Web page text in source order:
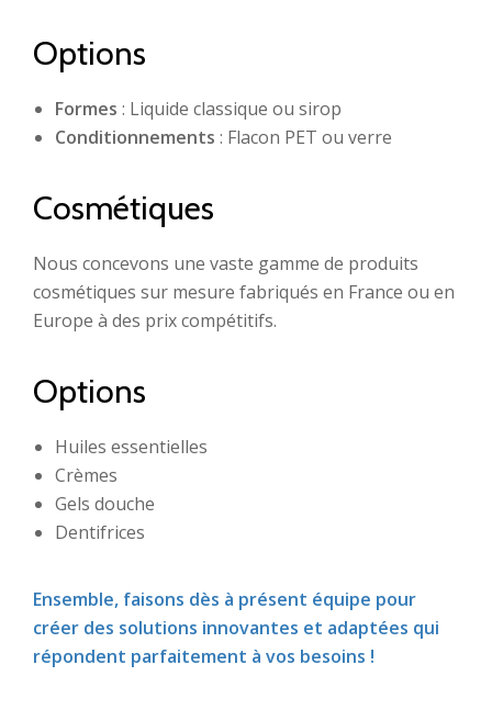
Options
Formes : Liquide classique ou sirop
Conditionnements : Flacon PET ou verre
Cosmétiques
Nous concevons une vaste gamme de produits
cosmétiques sur mesure fabriqués en France ou en
Europe à des prix compétitifs.
Options
Huiles essentielles
Crèmes
Gels douche
Dentifrices
Ensemble, faisons dès à présent équipe pour
créer des solutions innovantes et adaptées qui
répondent parfaitement à vos besoins !